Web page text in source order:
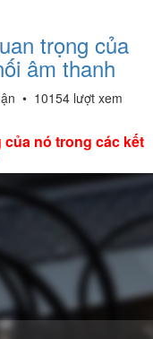
trọng của
âm thanh
• 10154 lượt xem
nó trong các kết